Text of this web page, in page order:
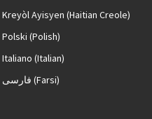
Kreyòl Ayisyen (Haitian Creole)
Polski (Polish)
Italiano (Italian)
فارسی (Farsi)